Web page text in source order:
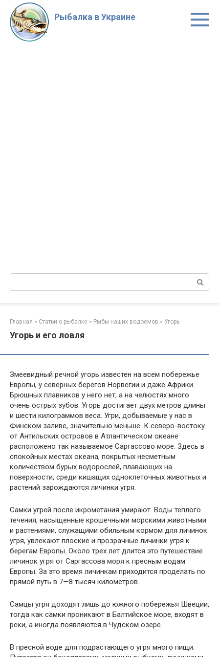
Перейти
контенту
Рыбалка в Украине
Главная » Статьи о рыбалке » Рыбы наших водоемов » Угорь
Угорь и его ловля
Змеевидный речной угорь известен на всем побережье
Европы, у северных берегов Норвегии и даже Африки.
Брюшных плавников у него нет, а на челюстях много
очень острых зубов. Угорь достигает двух метров длины
и шести килограммов веса. Угри, добываемые у нас в
Финском заливе, значительно меньше. К северо-востоку
от Антильских островов в Атлантическом океане
расположено так называемое Саргассово море. Здесь в
спокойных местах океана, покрытых несметным
количеством бурых водорослей, плавающих на
поверхности, среди кишащих одноклеточных животных и
растений зарождаются личинки угря.
Самки угрей после икрометания умирают. Воды теплого
течения, насыщенные крошечными морскими животными
и растениями, служащими обильным кормом для личинок
угря, увлекают плоские и прозрачные личинки угря к
берегам Европы. Около трех лет длится это путешествие
личинок угря от Саргассова моря к пресным водам
Европы. За это время личинкам приходится проделать по
прямой путь в 7—8 тысяч километров.
Самцы угря доходят лишь до южного побережья Швеции,
тогда как самки проникают в Балтийское море, входят в
реки, а иногда появляются в Чудском озере.
В пресной воде для подрастающего угря много пищи.